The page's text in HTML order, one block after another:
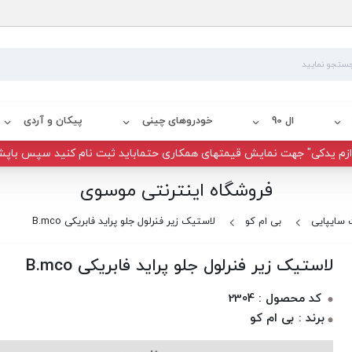
ال 90 خودروهای چینی پیکان و آردی
یدکی" جهت نمایش قیمتهای همکاری حتماباید ثبت نام کنید سپس
فروشگاه اینترنتی موسوی
سایپایی بی ام کو لاستیک زیر فنرلول جلو پراید فابریکی B.mco
لاستیک زیر فنرلول جلو پراید فابریکی B.mco
کد محصول : 2304
برند : بی ام کو